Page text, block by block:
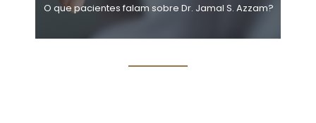
O que pacientes falam sobre Dr. Jamal S. Azzam?